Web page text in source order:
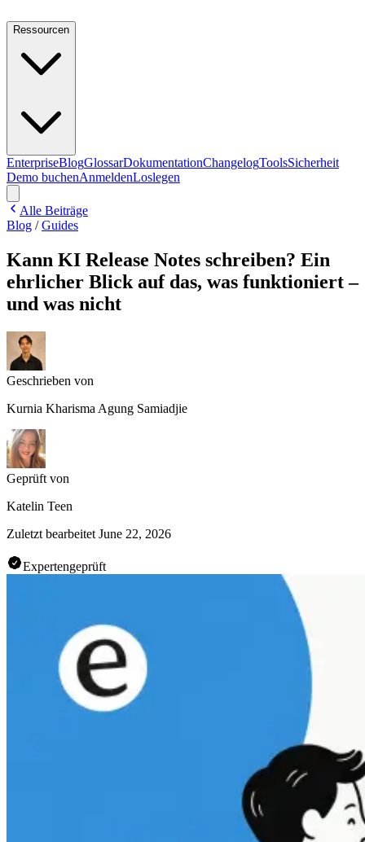
Ressourcen
EnterpriseBlogGlossarDokumentationChangelogToolsSicherheit
Demo buchenAnmeldenLoslegen
Alle Beiträge
Blog /Guides
Kann KI Release Notes schreiben? Ein
ehrlicher Blick auf das, was funktioniert –
und was nicht
Geschrieben von
Kurnia Kharisma Agung Samiadjie
Geprüft von
Katelin Teen
Zuletzt bearbeitet June 22, 2026
Expertengeprüft